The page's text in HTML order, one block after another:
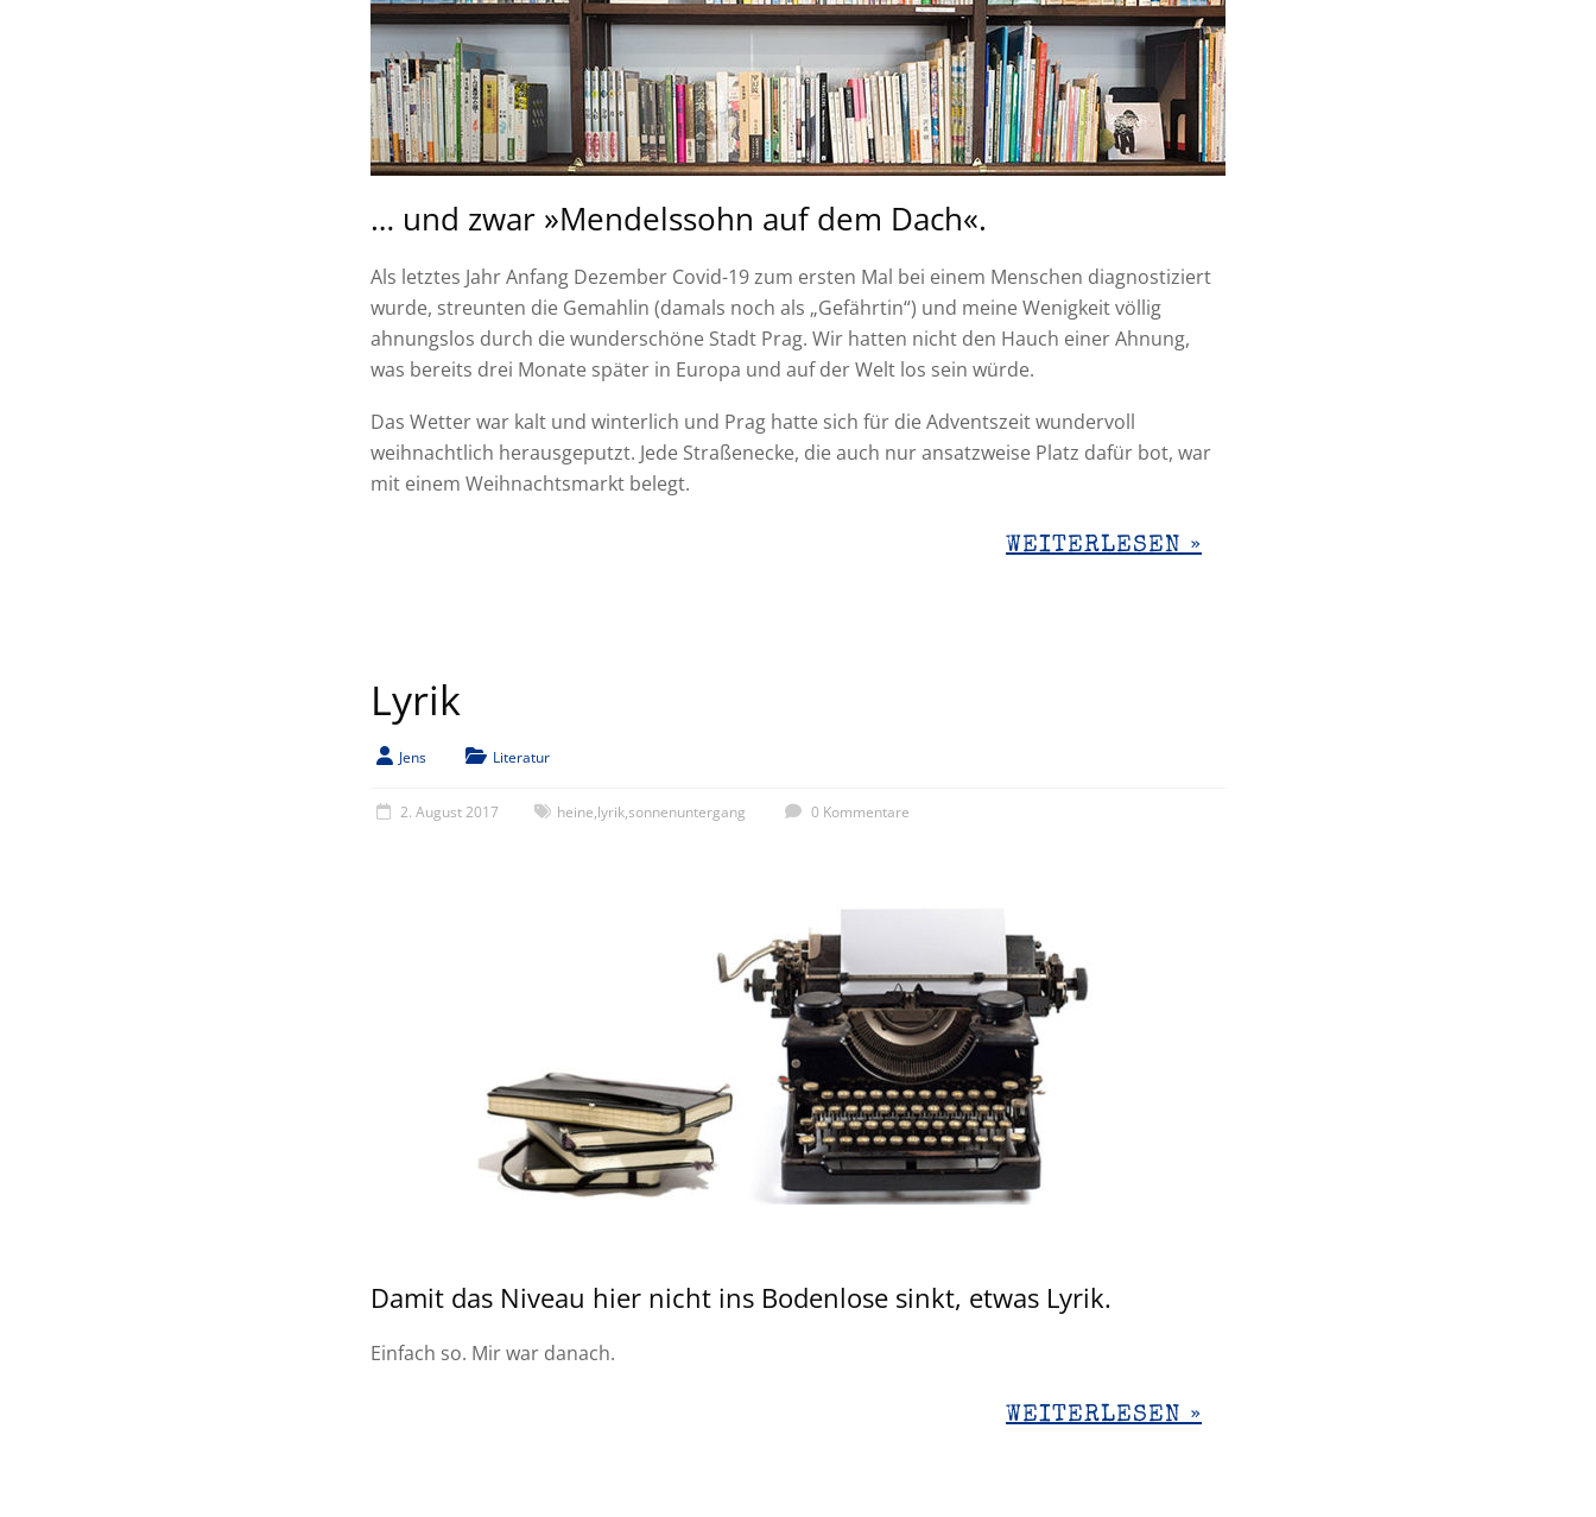
… und zwar »Mendelssohn auf dem Dach«.
Als letztes Jahr Anfang Dezember Covid-19 zum ersten Mal bei einem Menschen diagnostiziert
wurde, streunten die Gemahlin (damals noch als „Gefährtin“) und meine Wenigkeit völlig
ahnungslos durch die wunderschöne Stadt Prag. Wir hatten nicht den Hauch einer Ahnung,
was bereits drei Monate später in Europa und auf der Welt los sein würde.
Das Wetter war kalt und winterlich und Prag hatte sich für die Adventszeit wundervoll
weihnachtlich herausgeputzt. Jede Straßenecke, die auch nur ansatzweise Platz dafür bot, war
mit einem Weihnachtsmarkt belegt.
WEITERLESEN »
Lyrik
Jens Literatur
2. August 2017 heine,lyrik,sonnenuntergang 0 Kommentare
Damit das Niveau hier nicht ins Bodenlose sinkt, etwas Lyrik.
Einfach so. Mir war danach.
WEITERLESEN »